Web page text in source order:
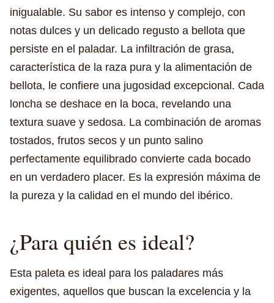
inigualable. Su sabor es intenso y complejo, con
notas dulces y un delicado regusto a bellota que
persiste en el paladar. La infiltración de grasa,
característica de la raza pura y la alimentación de
bellota, le confiere una jugosidad excepcional. Cada
loncha se deshace en la boca, revelando una
textura suave y sedosa. La combinación de aromas
tostados, frutos secos y un punto salino
perfectamente equilibrado convierte cada bocado
en un verdadero placer. Es la expresión máxima de
la pureza y la calidad en el mundo del ibérico.
¿Para quién es ideal?
Esta paleta es ideal para los paladares más
exigentes, aquellos que buscan la excelencia y la